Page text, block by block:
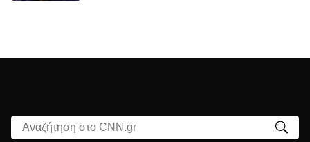
Αναζήτηση στο CNN.gr